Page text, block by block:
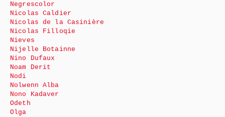
Negrescolor
Nicolas Caldier
Nicolas de la Casinière
Nicolas Filloqie
Nieves
Nijelle Botainne
Nino Dufaux
Noam Derit
Nodi
Nolwenn Alba
Nono Kadaver
Odeth
Olga